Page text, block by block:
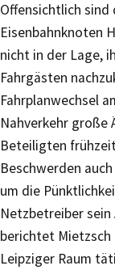
Offensichtlich
Eisenbahnknoten
nicht in der Lage,
Fahrgästen
Fahrplanwechsel
Nahverkehr große
Beteiligten
Beschwerden
um die
Netzbetreiber
berichtet Mietzsch
Leipziger Raum